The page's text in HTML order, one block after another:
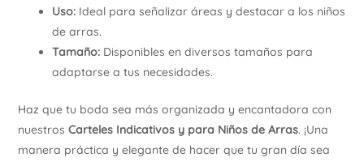
Uso:Ideal para señalizar áreas y destacar a los niños
de arras.
Tamaño:Disponibles en diversos tamaños para
adaptarse a tus necesidades.
Haz que tu boda sea más organizada y encantadora con
nuestros Carteles Indicativos y para Niños de Arras. ¡Una
manera práctica y elegante de hacer que tu gran día sea